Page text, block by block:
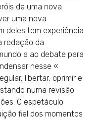
de uma nova
uma nova
deles tem experiência
redação da
a ao debate para
nesse «
libertar, oprimir e
numa revisão
O espetáculo
fiel dos momentos